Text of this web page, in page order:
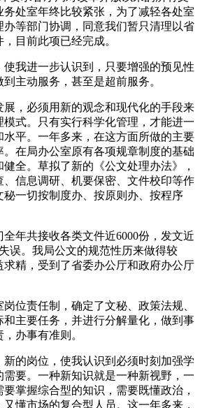
处室年终比较紧张，为了减轻各处室
办等部门协调，同意我们暂只清理以省
目前此项已经完成。
我进一步认识到，只要增强的预见性
主动服务，甚至是超前服务。
展，必须用新的观念和现代化的手段来
式。只有实行科学化管理，才能进一
平。一年多来，在这方面所做的主要
在局办公室原有各项规章制度的基础
健全。草拟了新的《公文处理办法》，
、信息调研、机要保密、文件校印等作
秘一切按制度办、按原则办、按程序
年共接收各类文件近6000份，发文近
误。我局公文的规范性历来做得较
精，受到了省委办公厅和政府办公厅
位责任制，确定了文秘、政策法规、
主要任务，并进行分解量化，做到事
办事有准则。
的岗位，使我认识到必须时刻加强学
要。一种新知识就是一种新视野，一
掌握综合型的知识，需要既懂政治，
懂市场的复合型人员。这一年多来，